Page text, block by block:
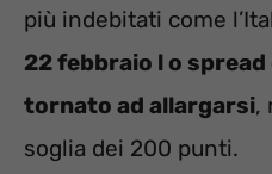
più indebitati come
22 febbraio l o spread
tornato ad allargarsi,
soglia dei 200 punti.